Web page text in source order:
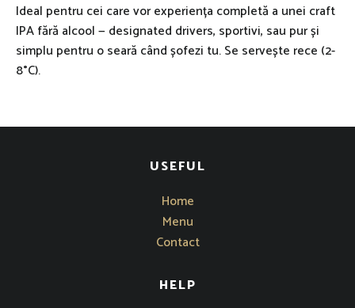
Ideal pentru cei care vor experiența completă a unei craft
IPA fără alcool — designated drivers, sportivi, sau pur și
simplu pentru o seară când șofezi tu. Se servește rece (2-
8°C).
USEFUL
Home
Menu
Contact
HELP